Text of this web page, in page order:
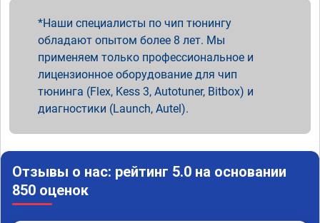
Наши специалисты по чип тюнингу
обладают опытом более 8 лет. Мы
применяем только профессиональное и
лицензионное оборудование для чип
тюнинга (Flex, Kess 3, Autotuner, Bitbox) и
диагностики (Launch, Autel).
Отзывы о нас: рейтинг 5.0 на основании
850 оценок